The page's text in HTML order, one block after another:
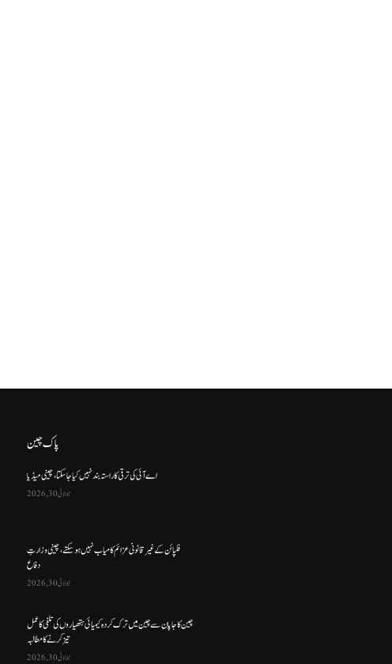
پاک چین
اے آئی کی ترقی کا راستہ بند نہیں کیا جا سکتا، چینی میڈیا
جولائی 30, 2026
فلپائن کے غیر قانونی عزائم کامیاب نہیں ہو سکتے ، چینی وزارتِ
دفاع
جولائی 30, 2026
چین کا جاپان سے چین میں ترک کردہ کیمیائی ہتھیاروں کی تلفی کا عمل
تیز کرنے کا مطالبہ
جولائی 30, 2026